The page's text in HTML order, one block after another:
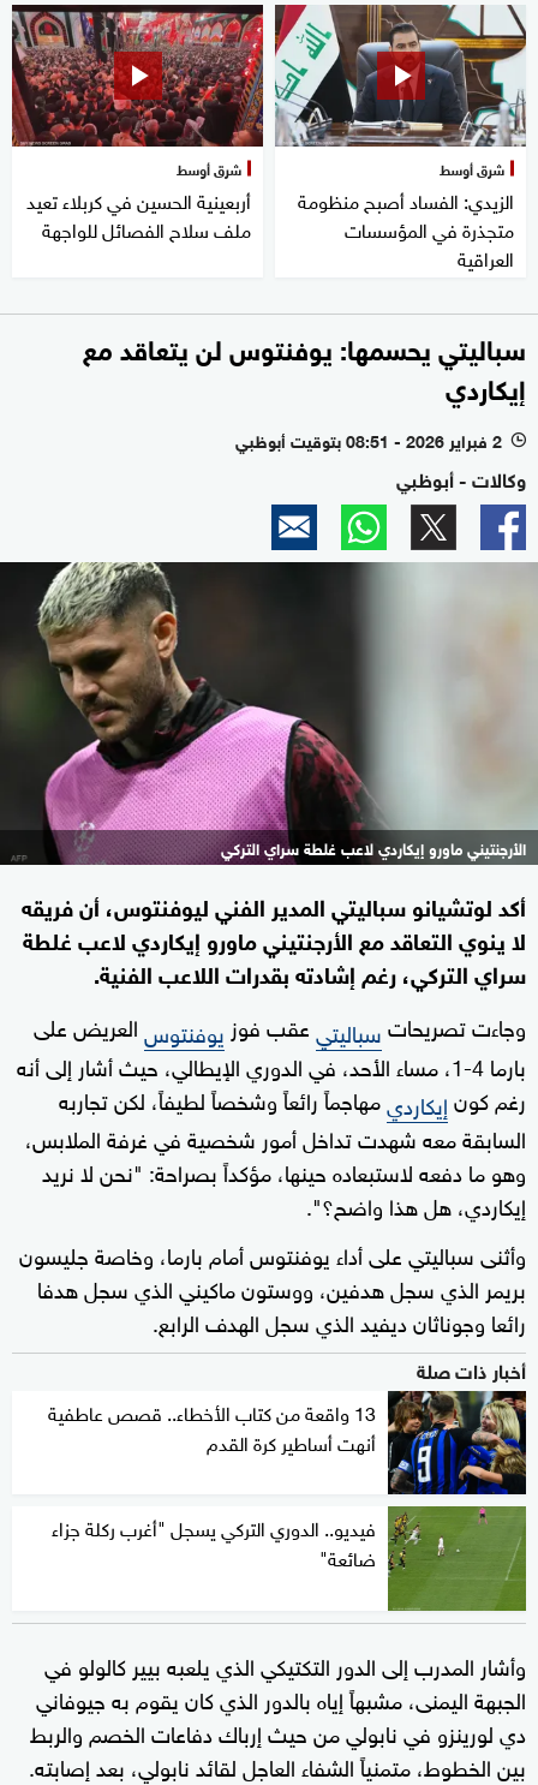
شرق أوسط
الزيدي: الفساد أصبح منظومة
متجذرة في المؤسسات
العراقية
شرق أوسط
أربعينية الحسين في كربلاء تعيد
ملف سلاح الفصائل للواجهة
سباليتي يحسمها: يوفنتوس لن يتعاقد مع
إيكاردي
l 2 فبراير 2026 - 08:51 بتوقيت أبوظبي
وكالات - أبوظبي
الأرجنتيني ماورو إيكاردي لاعب غلطة سراي التركي
أكد لوتشيانو سباليتي المدير الفني ليوفنتوس، أن فريقه
لا ينوي التعاقد مع الأرجنتيني ماورو إيكاردي لاعب غلطة
سراي التركي، رغم إشادته بقدرات اللاعب الفنية.
وجاءت تصريحاتسباليتيعقب فوز يوفنتوسالعريض على
بارما 4-1، مساء الأحد، في الدوري الإيطالي، حيث أشار إلى أنه
رغم كونإيكارديمهاجماً رائعاً وشخصاً لطيفاً، لكن تجاربه
السابقة معه شهدت تداخل أمور شخصية في غرفة الملابس،
وهو ما دفعه لاستبعاده حينها، مؤكداً بصراحة: "نحن لا نريد
إيكاردي، هل هذا واضح؟".
وأثنى سباليتي على أداء يوفنتوس أمام بارما، وخاصة جليسون
بريمر الذي سجل هدفين، ووستون ماكيني الذي سجل هدفا
رائعا وجوناثان ديفيد الذي سجل الهدف الرابع.
أخبار ذات صلة
13 واقعة من كتاب الأخطاء.. قصص عاطفية
أنهت أساطير كرة القدم
فيديو.. الدوري التركي يسجل "أغرب ركلة جزاء
ضائعة"
وأشار المدرب إلى الدور التكتيكي الذي يلعبه بيير كالولو في
الجبهة اليمنى، مشبهاً إياه بالدور الذي كان يقوم به جيوفاني
دي لورينزو في نابولي من حيث إرباك دفاعات الخصم والربط
بين الخطوط، متمنياً الشفاء العاجل لقائد نابولي، بعد إصابته.